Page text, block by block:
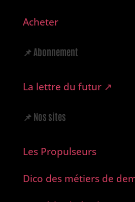
Acheter
📌Abonnement
La lettre du futur ↗︎
📌 Nos sites
Les Propulseurs
Dico des métiers de